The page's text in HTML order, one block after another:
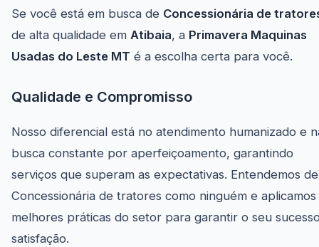
Se você está em busca de Concessionária de
de alta qualidade em Atibaia, a Primavera Maquinas
Usadas do Leste MT é a escolha certa para você.
Qualidade e Compromisso
Nosso diferencial está no atendimento humanizado e
busca constante por aperfeiçoamento, garantindo
serviços que superam as expectativas. Entendemos de
Concessionária de tratores como ninguém e aplicamos
melhores práticas do setor para garantir o seu
satisfação.